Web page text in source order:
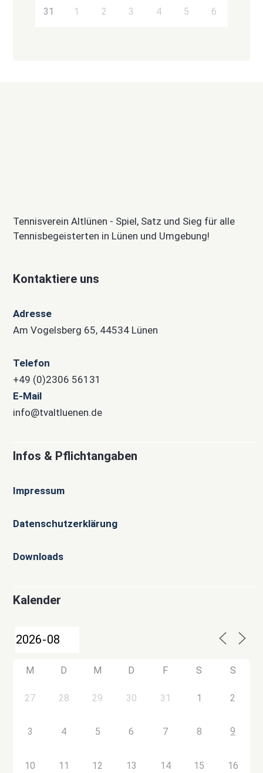
31 1 2 3 4 5 6
Tennisverein Altlünen - Spiel, Satz und Sieg für alle
Tennisbegeisterten in Lünen und Umgebung!
Kontaktiere uns
Adresse
Am Vogelsberg 65, 44534 Lünen
Telefon
+49 (0)2306 56131
E-Mail
info@tvaltluenen.de
Infos & Pflichtangaben
Impressum
Datenschutzerklärung
Downloads
Kalender
M D M D F S S
27 28 29 30 31 1 2
3 4 5 6 7 8 9
10 11 12 13 14 15 16